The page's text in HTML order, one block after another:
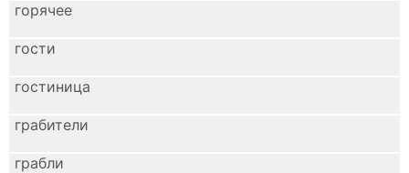
горячее
гости
гостиница
грабители
грабли